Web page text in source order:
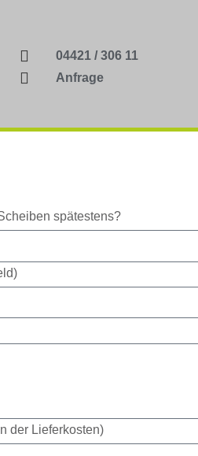
04421 / 306 11
Anfrage
spätestens?
der Lieferkosten)